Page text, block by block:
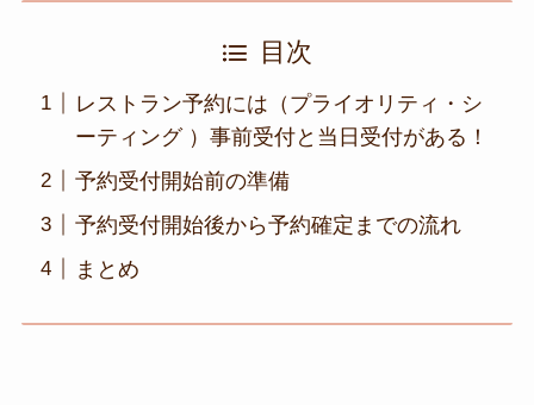
目次
レストラン予約には（プライオリティ・シ
ーティング ）事前受付と当日受付がある！
予約受付開始前の準備
予約受付開始後から予約確定までの流れ
まとめ